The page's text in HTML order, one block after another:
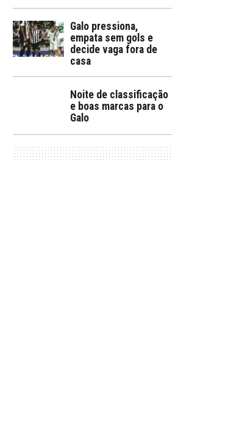
Galo pressiona,
empata sem gols e
decide vaga fora de
casa
Noite de classificação
e boas marcas para o
Galo